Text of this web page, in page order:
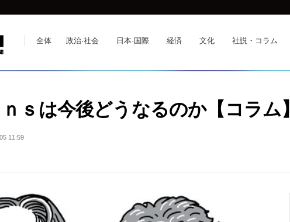
全体 政治·社会 日本·国際 経済 文化 社説・コラム
ｓは今後どうなるのか【コラム】
11:59